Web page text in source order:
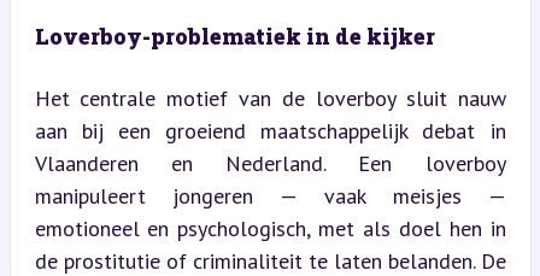
Loverboy-problematiek in de kijker
Het centrale motief van de loverboy sluit nauw
aan bij een groeiend maatschappelijk debat in
Vlaanderen en Nederland. Een loverboy
manipuleert jongeren — vaak meisjes —
emotioneel en psychologisch, met als doel hen in
de prostitutie of criminaliteit te laten belanden. De